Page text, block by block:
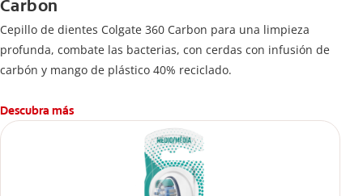
Carbon
Cepillo de dientes Colgate 360 ​​Carbon para una limpieza
profunda, combate las bacterias, con cerdas con infusión de
carbón y mango de plástico 40% reciclado.
Descubra más